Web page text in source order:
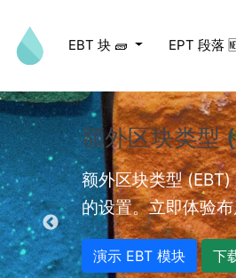
EBT 块 🧱 EPT 段落
videos.
额外区块类型
额外区块类型
的设置。立即体验
演示 EBT 模块 下